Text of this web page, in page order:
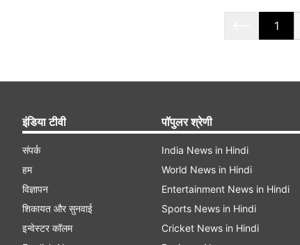
1
इंडिया टीवी
संपर्क
हम
विज्ञापन
शिकायत और सुनवाई
इन्वेस्टर कॉलम
पॉपुलर श्रेणी
India News in Hindi
World News in Hindi
Entertainment News in Hindi
Sports News in Hindi
Cricket News in Hindi